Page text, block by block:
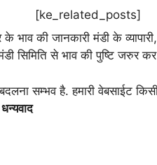
[ke_related_posts]
भाव की जानकारी मंडी के
सिमिति से भाव की पुष्टि जरुर
सम्भव है. हमारी वेबसाईट
धन्यवाद